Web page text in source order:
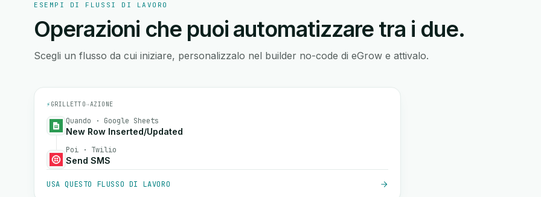
ESEMPI DI FLUSSI DI LAVORO
Operazioni che puoi automatizzare tra i due.
Scegli un flusso da cui iniziare, personalizzalo nel builder no-code di eGrow e attivalo.
⚡ GRILLETTO→AZIONE
Quando · Google Sheets
New Row Inserted/Updated
Poi · Twilio
Send SMS
USA QUESTO FLUSSO DI LAVORO